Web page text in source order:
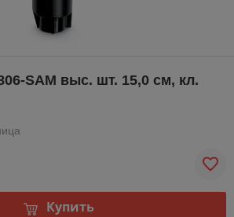
SAM выс. шт. 15,0 см, кл.
Купить